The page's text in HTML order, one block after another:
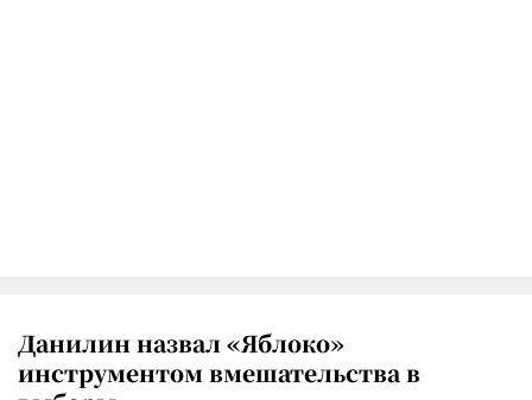
Данилин назвал «Яблоко»
инструментом вмешательства в